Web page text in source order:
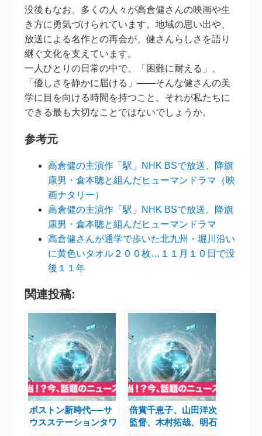
没後もなお、多くの人々が高倉健さんの映画や生
き方に勇気づけられています。地域の思い出や、
放送による名作との再会が、健さんらしさを語り
継ぐ文化を支えています。
一人ひとりの日常の中で、「困難に耐える」、
「優しさを静かに届ける」――そんな健さんの美
学に目を向ける時間を持つこと、それが私たちに
できる最も大切なことではないでしょうか。
参考元
高倉健の主演作「駅」NHK BSで放送、降旗
康男・倉本聰と組んだヒューマンドラマ（映
画ナタリー）
高倉健の主演作「駅」NHK BSで放送、降旗
康男・倉本聰と組んだヒューマンドラマ
高倉健さんが通学で歩いた北九州・堀川沿い
に黄色いタオル２００枚…１１月１０日で没
後１１年
関連投稿:
ボストン新時代──サ
ウスステーションタワ
倍賞千恵子、山田洋次
監督、木村拓哉、明石